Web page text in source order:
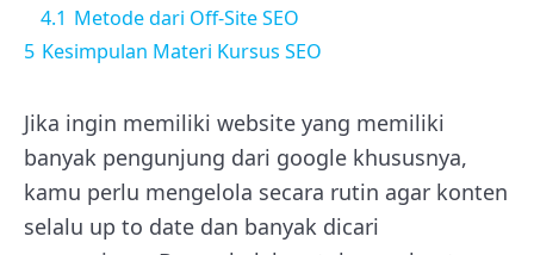
4.1 Metode dari Off-Site SEO
5 Kesimpulan Materi Kursus SEO
Jika ingin memiliki website yang memiliki
banyak pengunjung dari google khususnya,
kamu perlu mengelola secara rutin agar konten
selalu up to date dan banyak dicari